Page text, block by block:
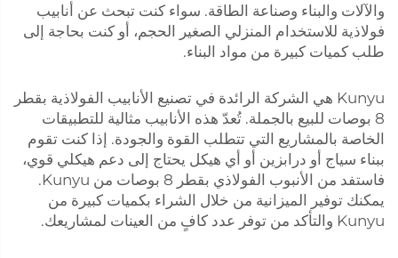
والآلات والبناء وصناعة الطاقة. سواء كنت تبحث عن أنابيب
فولاذية للاستخدام المنزلي الصغير الحجم، أو كنت بحاجة إلى
طلب كميات كبيرة من مواد البناء.
Kunyu هي الشركة الرائدة في تصنيع الأنابيب الفولاذية بقطر
8 بوصات للبيع بالجملة. تُعدّ هذه الأنابيب مثالية للتطبيقات
الخاصة بالمشاريع التي تتطلب القوة والجودة. إذا كنت تقوم
ببناء سياج أو درابزين أو أي هيكل يحتاج إلى دعم هيكلي قوي،
فاستفد من الأنبوب الفولاذي بقطر 8 بوصات من Kunyu.
يمكنك توفير الميزانية من خلال الشراء بكميات كبيرة من
Kunyu والتأكد من توفر عدد كافٍ من العينات لمشاريعك.